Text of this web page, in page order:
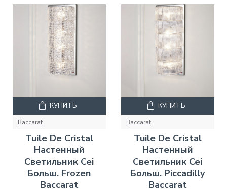
Baccarat
Tuile De Cristal
Настенный
Светильник Cei
Больш. Frozen
Baccarat
КУПИТЬ
Baccarat
Tuile De Cristal
Настенный
Светильник Cei
Больш. Piccadilly
Baccarat
КУПИТЬ